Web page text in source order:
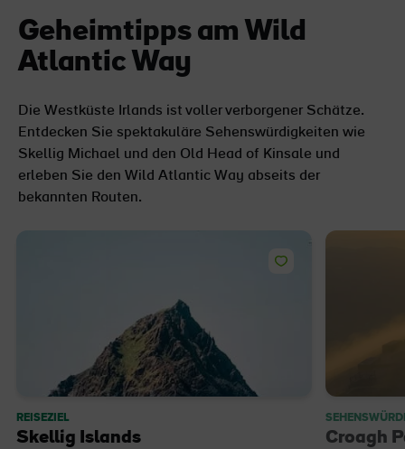
Geheimtipps am Wild
Atlantic Way
Die Westküste Irlands ist voller verborgener Schätze.
Entdecken Sie spektakuläre Sehenswürdigkeiten wie
Skellig Michael und den Old Head of Kinsale und
erleben Sie den Wild Atlantic Way abseits der
bekannten Routen.
REISEZIEL
Skellig Islands Croagh